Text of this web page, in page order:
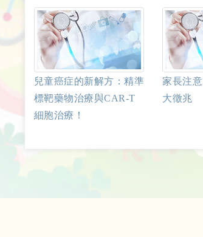
兒童癌症的新解方：精準
標靶藥物治療與CAR-T
細胞治療！
家長注
大徵兆